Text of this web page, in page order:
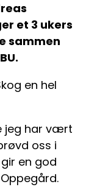
et 3 ukers
sammen
en hel
jeg har vært
oss i
en god